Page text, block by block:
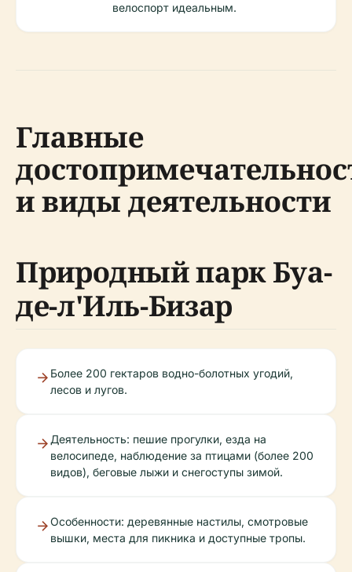
велоспорт идеальным.
Главные
и виды деятельности
Природный парк Буа-
де-л'Иль-Бизар
Более 200 гектаров водно-болотных угодий,
лесов и лугов.
Деятельность: пешие прогулки, езда на
велосипеде, наблюдение за птицами (более 200
видов), беговые лыжи и снегоступы зимой.
Особенности: деревянные настилы, смотровые
вышки, места для пикника и доступные тропы.